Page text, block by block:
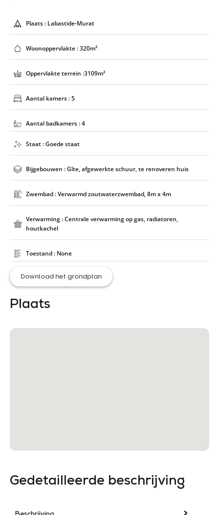
Plaats : Labastide-Murat
Woonoppervlakte : 320m²
Oppervlakte terrein :3109m²
Aantal kamers : 5
Aantal badkamers : 4
Staat : Goede staat
Bijgebouwen : Gîte, afgewerkte schuur, te renoveren huis
Zwembad : Verwarmd zoutwaterzwembad, 8m x 4m
Verwarming : Centrale verwarming op gas, radiatoren,
houtkachel
Toestand : None
Download het grondplan
Plaats
Gedetailleerde beschrijving